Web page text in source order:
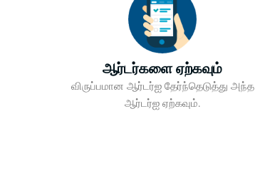
ஆர்டர்களை ஏற்கவும்
விருப்பமான ஆர்டர்ஐ தேர்ந்தெடுத்து அந்த
ஆர்டர்ஐ ஏற்கவும்.